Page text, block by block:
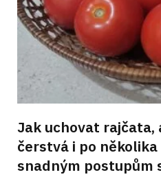
Jak uchovat rajčata,
čerstvá i po
snadným postupům